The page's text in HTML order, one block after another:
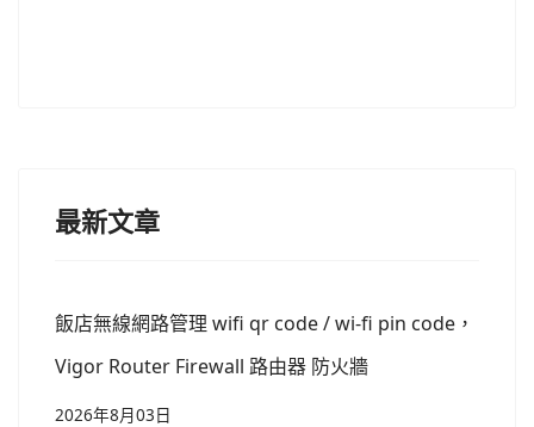
最新文章
飯店無線網路管理 wifi qr code / wi-fi pin code，
Vigor Router Firewall 路由器 防火牆
2026年8月03日